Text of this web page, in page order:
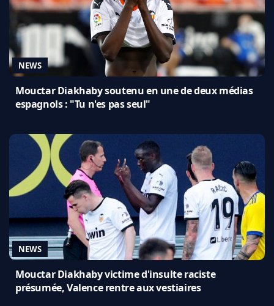
NEWS
Mouctar Diakhaby soutenu en une de deux médias
espagnols : "Tu n'es pas seul"
NEWS
Mouctar Diakhaby victime d'insulte raciste
présumée, Valence rentre aux vestiaires